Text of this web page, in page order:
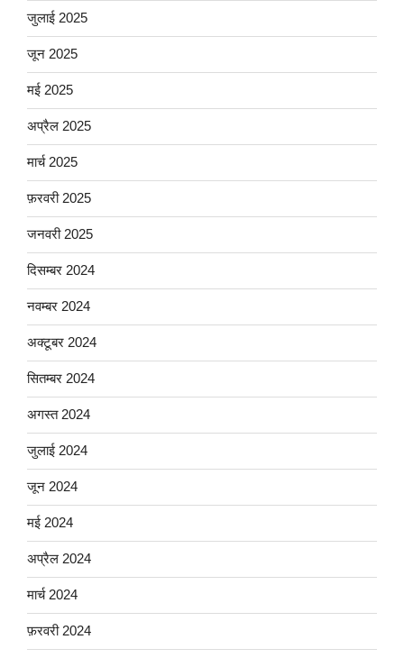
जुलाई 2025
जून 2025
मई 2025
अप्रैल 2025
मार्च 2025
फ़रवरी 2025
जनवरी 2025
दिसम्बर 2024
नवम्बर 2024
अक्टूबर 2024
सितम्बर 2024
अगस्त 2024
जुलाई 2024
जून 2024
मई 2024
अप्रैल 2024
मार्च 2024
फ़रवरी 2024